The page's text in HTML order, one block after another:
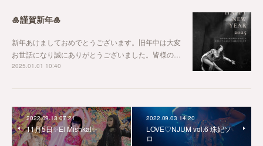
🎍謹賀新年🎍
新年あけましておめでとうございます。旧年中は大変
お世話になり誠にありがとうございました。皆様の…
2025.01.01 10:40
2022.09.13 07:21
11月5日✨El Mishkal✨
2022.09.03 14:20
LOVE♡NJUM vol.6 珠妃ソ
ロ